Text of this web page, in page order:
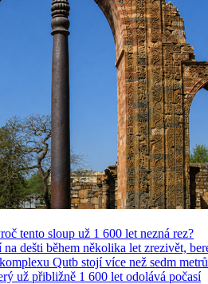
tento sloup už 1 600 let nezná rez?
na dešti během několika let zrezivět,
Qutb stojí více než sedm metrů
už přibližně 1 600 let odolává počasí